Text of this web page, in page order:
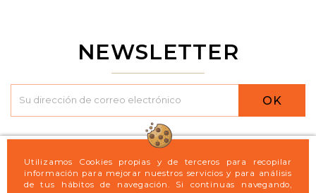
Utilizamos Cookies propias y de terceros para recopilar
información para mejorar nuestros servicios y para análisis
de tus hábitos de navegación. Si continuas navegando,
NEWSLETTER
OK
Legal